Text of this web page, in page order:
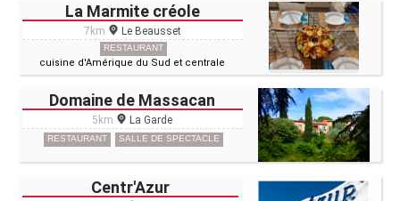
La Marmite créole
7km Le Beausset
RESTAURANT
cuisine d'Amérique du Sud et centrale
Domaine de Massacan
5km La Garde
RESTAURANT SALLE DE SPECTACLE
Centr'Azur